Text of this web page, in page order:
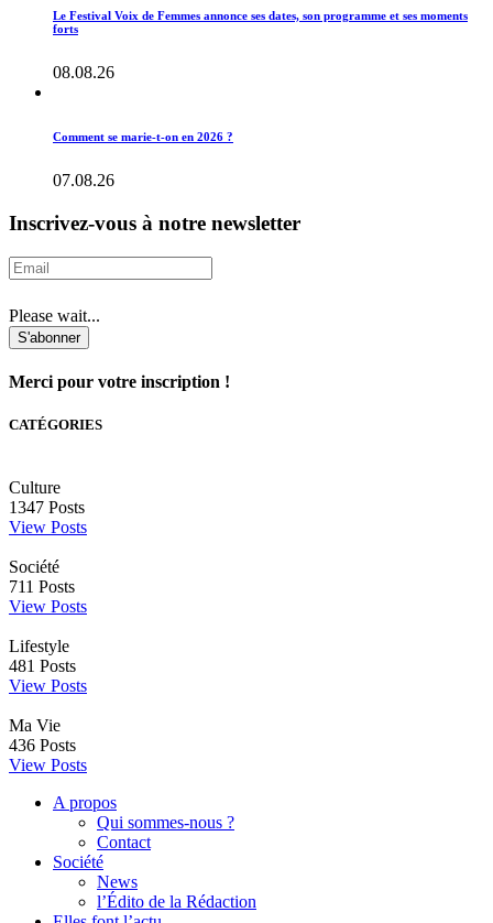
Le Festival Voix de Femmes annonce ses dates, son programme et ses moments
forts
08.08.26
Comment se marie-t-on en 2026 ?
07.08.26
Inscrivez-vous à notre newsletter
Please wait...
S'abonner
Merci pour votre inscription !
CATÉGORIES
Culture
1347 Posts
View Posts
Société
711 Posts
View Posts
Lifestyle
481 Posts
View Posts
Ma Vie
436 Posts
View Posts
A propos
Qui sommes-nous ?
Contact
Société
News
l’Édito de la Rédaction